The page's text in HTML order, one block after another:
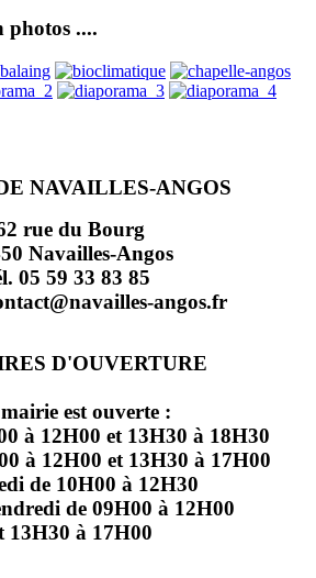
photos ....
NAVAILLES-ANGOS
rue du Bourg
Navailles-Angos
05 59 33 83 85
angos.fr
D'OUVERTURE
est ouverte :
à 12H00 et 13H30 à 18H30
à 12H00 et 13H30 à 17H00
de 10H00 à 12H30
de 09H00 à 12H00
13H30 à 17H00